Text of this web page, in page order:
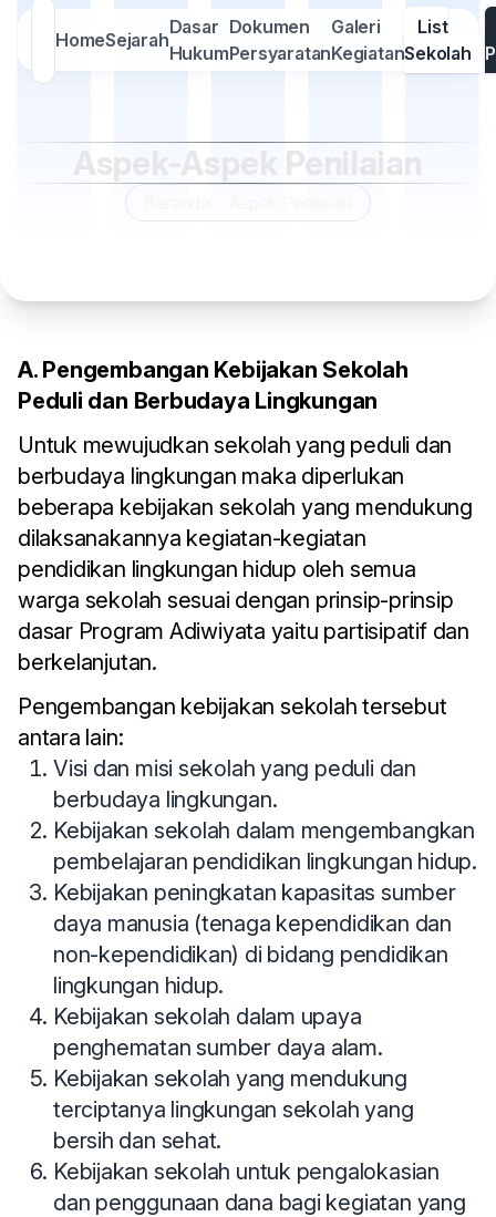
HomeSejarah
Dasar
Hukum
Dokumen
Persyaratan
Galeri
Kegiatan
List
Sekolah
Aspek-Aspek Penilaian
A. Pengembangan Kebijakan Sekolah
Peduli dan Berbudaya Lingkungan
Untuk mewujudkan sekolah yang peduli dan
berbudaya lingkungan maka diperlukan
beberapa kebijakan sekolah yang mendukung
dilaksanakannya kegiatan-kegiatan
pendidikan lingkungan hidup oleh semua
warga sekolah sesuai dengan prinsip-prinsip
dasar Program Adiwiyata yaitu partisipatif dan
berkelanjutan.
Pengembangan kebijakan sekolah tersebut
antara lain:
Visi dan misi sekolah yang peduli dan
berbudaya lingkungan.
Kebijakan sekolah dalam mengembangkan
pembelajaran pendidikan lingkungan hidup.
Kebijakan peningkatan kapasitas sumber
daya manusia (tenaga kependidikan dan
non-kependidikan) di bidang pendidikan
lingkungan hidup.
Kebijakan sekolah dalam upaya
penghematan sumber daya alam.
Kebijakan sekolah yang mendukung
terciptanya lingkungan sekolah yang
bersih dan sehat.
Kebijakan sekolah untuk pengalokasian
dan penggunaan dana bagi kegiatan yang